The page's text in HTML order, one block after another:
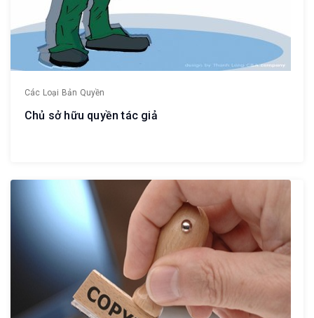
Các Loại Bản Quyền
Chủ sở hữu quyền tác giả